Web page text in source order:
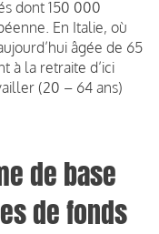
dont 150 000
En Italie, où
âgée de 65
à la retraite d’ici
(20 – 64 ans)
de base
de fonds